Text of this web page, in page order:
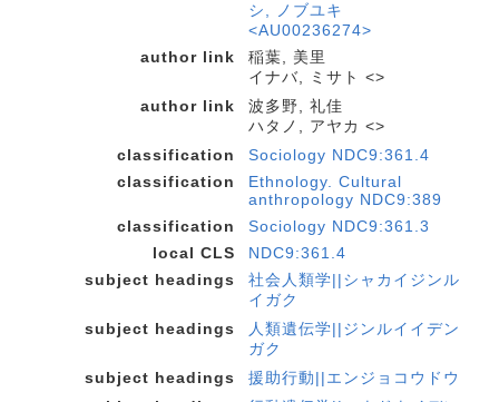
シ, ノブユキ
<AU00236274>
author link
稲葉, 美里
イナバ, ミサト <>
author link
波多野, 礼佳
ハタノ, アヤカ <>
classification
Sociology NDC9:361.4
classification
Ethnology. Cultural
anthropology NDC9:389
classification
Sociology NDC9:361.3
local CLS
NDC9:361.4
subject headings
社会人類学||シャカイジンル
イガク
subject headings
人類遺伝学||ジンルイイデン
ガク
subject headings
援助行動||エンジョコウドウ